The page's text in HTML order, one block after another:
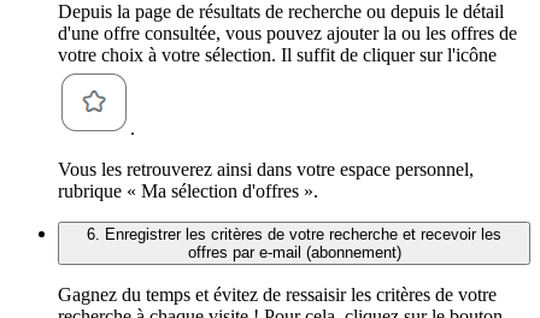
Depuis la page de résultats de recherche ou depuis le détail
d'une offre consultée, vous pouvez ajouter la ou les offres de
votre choix à votre sélection. Il suffit de cliquer sur l'icône
.
Vous les retrouverez ainsi dans votre espace personnel,
rubrique « Ma sélection d'offres ».
6. Enregistrer les critères de votre recherche et recevoir les
offres par e-mail (abonnement)
Gagnez du temps et évitez de ressaisir les critères de votre